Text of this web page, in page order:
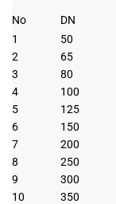
No
DN
1
50
2
65
3
80
4
100
5
125
6
150
7
200
8
250
9
300
10
350